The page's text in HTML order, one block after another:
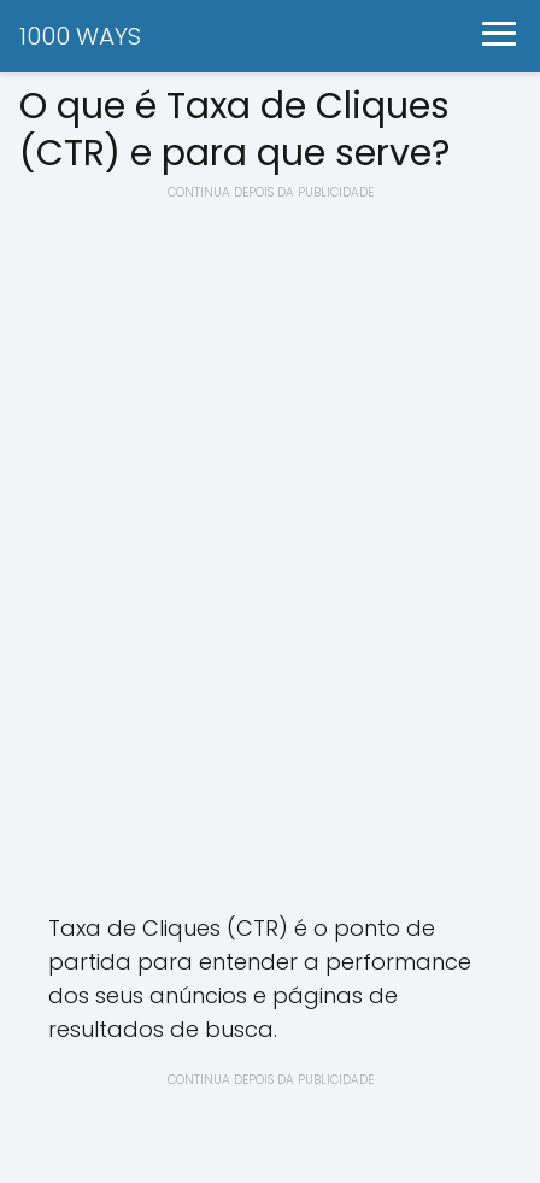
1000 WAYS
O que é Taxa de Cliques
(CTR) e para que serve?
CONTINUA DEPOIS DA PUBLICIDADE
Taxa de Cliques (CTR) é o ponto de
partida para entender a performance
dos seus anúncios e páginas de
resultados de busca.
CONTINUA DEPOIS DA PUBLICIDADE